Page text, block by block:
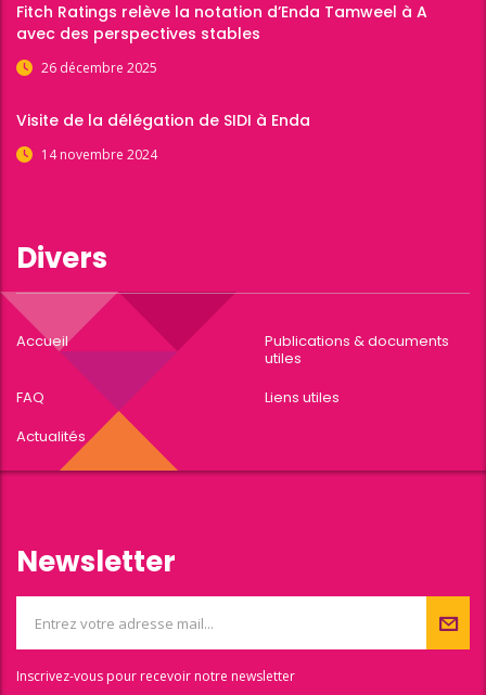
Fitch Ratings relève la notation d’Enda Tamweel à A
avec des perspectives stables
26 décembre 2025
Visite de la délégation de SIDI à Enda
14 novembre 2024
Divers
Accueil
Publications & documents
utiles
FAQ
Liens utiles
Actualités
Newsletter
Inscrivez-vous pour recevoir notre newsletter